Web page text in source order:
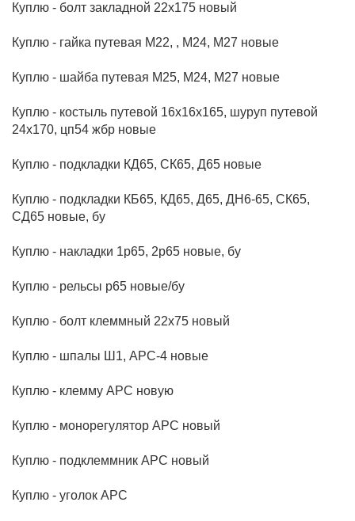
Куплю - болт закладной 22х175 новый
Куплю - гайка путевая М22, , М24, М27 новые
Куплю - шайба путевая М25, М24, М27 новые
Куплю - костыль путевой 16х16х165, шуруп путевой
24х170, цп54 жбр новые
Куплю - подкладки КД65, СК65, Д65 новые
Куплю - подкладки КБ65, КД65, Д65, ДН6-65, СК65,
СД65 новые, бу
Куплю - накладки 1р65, 2р65 новые, бу
Куплю - рельсы р65 новые/бу
Куплю - болт клеммный 22х75 новый
Куплю - шпалы Ш1, АРС-4 новые
Куплю - клемму АРС новую
Куплю - монорегулятор АРС новый
Куплю - подклеммник АРС новый
Куплю - уголок АРС